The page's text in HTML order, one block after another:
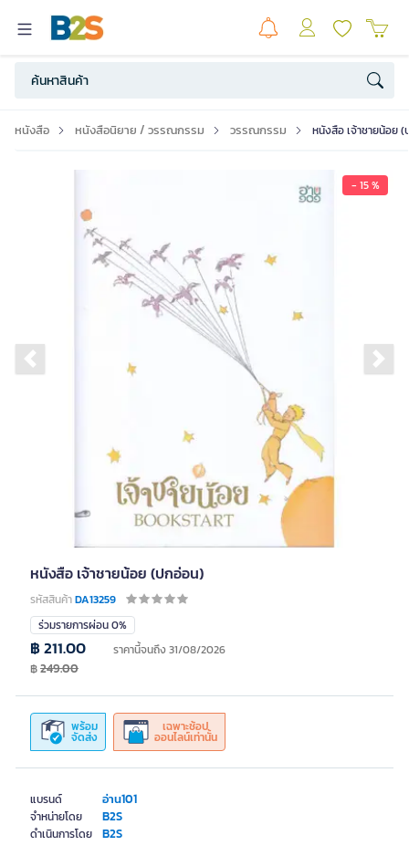
หนังสือ หนังสือนิยาย / วรรณกรรม วรรณกรรม หนังสือ เจ้าชายน้อย
- 15 %
Previous slide
หนังสือ เจ้าชายน้อย (ปกอ่อน)
รหัสสินค้าDA13259
แบรนด์ อ่าน101
จำหน่ายโดย B2S
ดำเนินการโดย B2S
ร่วมรายการผ่อน 0%
พร้อม
จัดส่ง
เฉพาะช้อป
ออนไลน์เท่านั้น
฿ 211.00 ราคานี้จนถึง 31/08/2026
฿249.00